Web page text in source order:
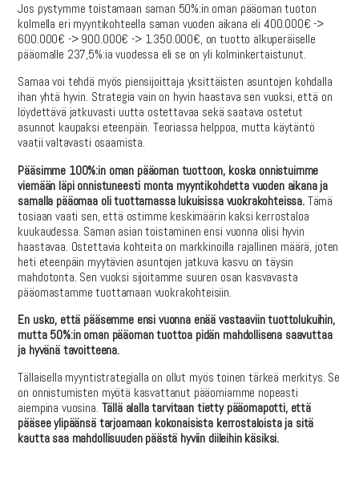
Jos pystymme toistamaan saman 50%:in oman pääoman tuoton
kolmella eri myyntikohteella saman vuoden aikana eli 400.000€ ->
600.000€ -> 900.000€ -> 1.350.000€, on tuotto alkuperäiselle
pääomalle 237,5%:ia vuodessa eli se on yli kolminkertaistunut.
Samaa voi tehdä myös piensijoittaja yksittäisten asuntojen kohdalla
ihan yhtä hyvin. Strategia vain on hyvin haastava sen vuoksi, että on
löydettävä jatkuvasti uutta ostettavaa sekä saatava ostetut
asunnot kaupaksi eteenpäin. Teoriassa helppoa, mutta käytäntö
vaatii valtavasti osaamista.
Pääsimme 100%:in oman pääoman tuottoon, koska onnistuimme
viemään läpi onnistuneesti monta myyntikohdetta vuoden aikana ja
samalla pääomaa oli tuottamassa lukuisissa vuokrakohteissa.Tämä
tosiaan vaati sen, että ostimme keskimäärin kaksi kerrostaloa
kuukaudessa. Saman asian toistaminen ensi vuonna olisi hyvin
haastavaa. Ostettavia kohteita on markkinoilla rajallinen määrä, joten
heti eteenpäin myytävien asuntojen jatkuva kasvu on täysin
mahdotonta. Sen vuoksi sijoitamme suuren osan kasvavasta
pääomastamme tuottamaan vuokrakohteisiin.
En usko, että pääsemme ensi vuonna enää vastaaviin tuottolukuihin,
mutta 50%:in oman pääoman tuottoa pidän mahdollisena saavuttaa
ja hyvänä tavoitteena.
Tällaisella myyntistrategialla on ollut myös toinen tärkeä merkitys. Se
on onnistumisten myötä kasvattanut pääomiamme nopeasti
aiempina vuosina. Tällä alalla tarvitaan tietty pääomapotti, että
pääsee ylipäänsä tarjoamaan kokonaisista kerrostaloista ja sitä
kautta saa mahdollisuuden päästä hyviin diileihin käsiksi.